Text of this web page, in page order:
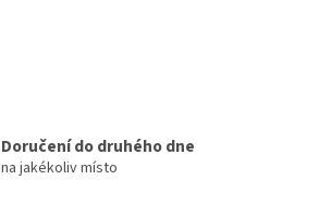
Doručení do druhého dne
na jakékoliv místo